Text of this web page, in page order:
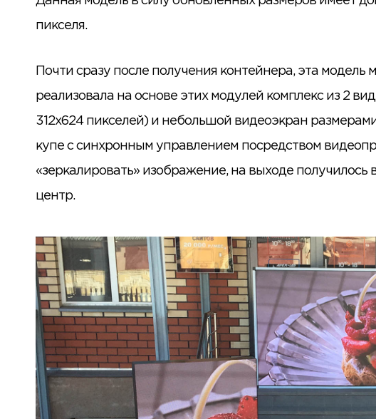
пикселя.
Почти сразу после получения контейнера, эта
реализовала на основе этих модулей комплекс из 2
312х624 пикселей) и небольшой видеоэкран
купе с синхронным управлением посредством
«зеркалировать» изображение, на выходе
центр.